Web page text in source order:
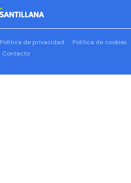
Política de privacidad
Política de cookies
Contacto